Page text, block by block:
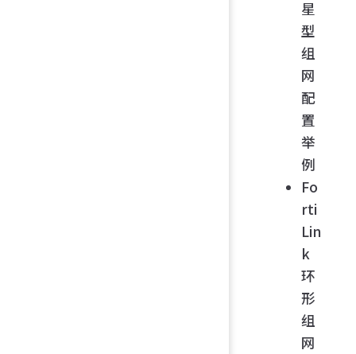
星
型
组
网
配
置
举
例
Fo
rti
Lin
k
环
形
组
网